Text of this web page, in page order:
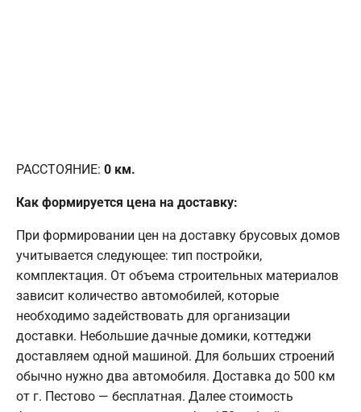
РАССТОЯНИЕ: 0 км.
Как формируется цена на доставку:
При формировании цен на доставку брусовых домов
учитывается следующее: тип постройки,
комплектация. От объема строительных материалов
зависит количество автомобилей, которые
необходимо задействовать для организации
доставки. Небольшие дачные домики, коттеджи
доставляем одной машиной. Для больших строений
обычно нужно два автомобиля. Доставка до 500 км
от г. Пестово — бесплатная. Далее стоимость